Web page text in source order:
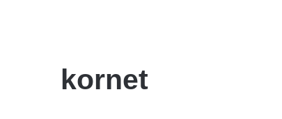
kornet